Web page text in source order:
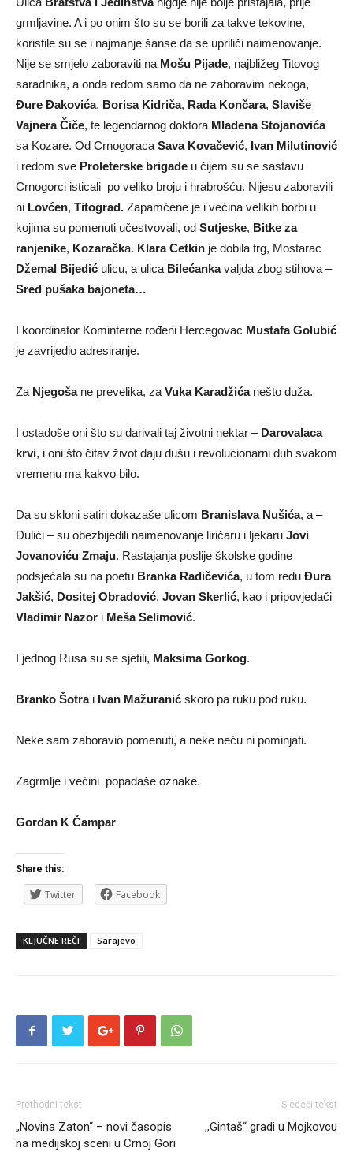
grmljavine. A i po onim što su se borili za takve tekovine,
koristile su se i najmanje šanse da se upriliči naimenovanje.
Nije se smjelo zaboraviti na Mošu Pijade, najbližeg Titovog
saradnika, a onda redom samo da ne zaboravim nekoga,
Đure Đakovića, Borisa Kidriča, Rada Končara, Slaviše
Vajnera Čiče, te legendarnog doktora Mladena Stojanovića
sa Kozare. Od Crnogoraca Sava Kovačević, Ivan Milutinović
i redom sve Proleterske brigade u čijem su se sastavu
Crnogorci isticali po veliko broju i hrabrošću. Nijesu zaboravili
ni Lovćen, Titograd. Zapamćene je i većina velikih borbi u
kojima su pomenuti učestvovali, od Sutjeske, Bitke za
ranjenike, Kozaračka. Klara Cetkin je dobila trg, Mostarac
Džemal Bijedić ulicu, a ulica Bilećankavaljda zbog stihova –
Sred pušaka bajoneta…
I koordinator Kominterne rođeni Hercegovac Mustafa Golubić
je zavrijedio adresiranje.
Za Njegošane prevelika, za Vuka Karadžićanešto duža.
I ostadoše oni što su darivali taj životni nektar – Darovalaca
krvi, i oni što čitav život daju dušu i revolucionarni duh svakom
vremenu ma kakvo bilo.
Da su skloni satiri dokazaše ulicom Branislava Nušića, a –
Đulići – su obezbijedili naimenovanje liričaru i ljekaru Jovi
Jovanoviću Zmaju. Rastajanja poslije školske godine
podsjećala su na poetu Branka Radičevića, u tom redu Đura
Jakšić, Dositej Obradović, Jovan Skerlić, kao i pripovjedači
Vladimir Nazor i Meša Selimović.
I jednog Rusa su se sjetili, Maksima Gorkog.
Branko Šotrai Ivan Mažuranić skoro pa ruku pod ruku.
Neke sam zaboravio pomenuti, a neke neću ni pominjati.
Zagrmlje i većini popadaše oznake.
Gordan K Čampar
Share this:
Twitter Facebook
KLJUČNE REČI Sarajevo
Prethodni tekst
„Novina Zaton“ – novi časopis
na medijskoj sceni u Crnoj Gori
Sledeći tekst
,,Gintaš“ gradi u Mojkovcu